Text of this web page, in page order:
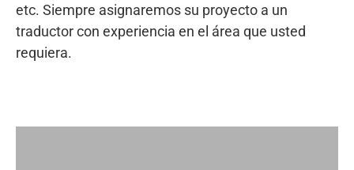
etc. Siempre asignaremos su proyecto a un
traductor con experiencia en el área que usted
requiera.